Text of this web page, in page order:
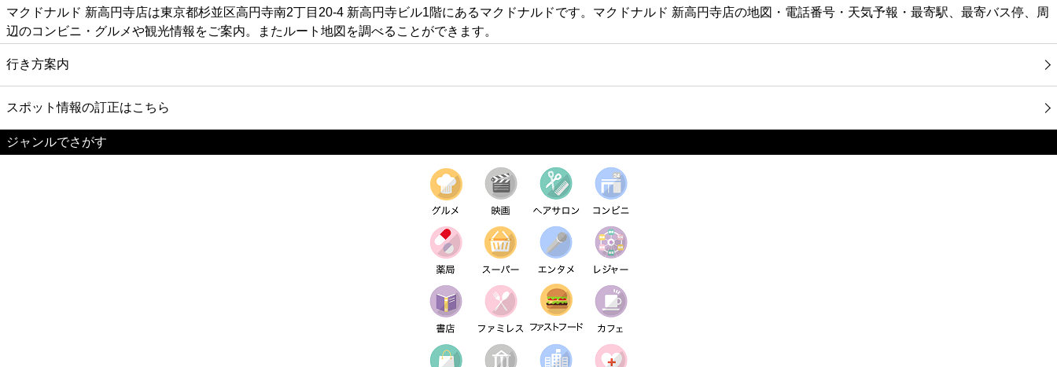
マクドナルド 新高円寺店は東京都杉並区高円寺南2丁目20-4 新高円寺ビル1階にあるマクドナルドです。マクドナルド 新高円寺店の地図・電話番号・天気予報・最寄駅、最寄バス停、周
辺のコンビニ・グルメや観光情報をご案内。またルート地図を調べることができます。
行き方案内
スポット情報の訂正はこちら
ジャンルでさがす